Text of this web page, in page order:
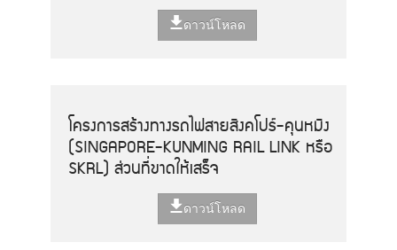
ดาวน์โหลด
โครงการสร้างทางรถไฟสายสิงคโปร์-คุนหมิง
(SINGAPORE-KUNMING RAIL LINK หรือ
SKRL) ส่วนที่ขาดให้เสร็จ
ดาวน์โหลด